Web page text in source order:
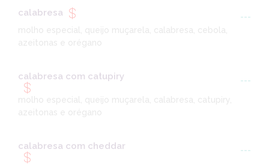
calabresa
---
molho especial, queijo muçarela, calabresa, cebola,
calabresa com catupiry
---
molho especial, queijo muçarela, calabresa, catupiry,
calabresa com cheddar
---